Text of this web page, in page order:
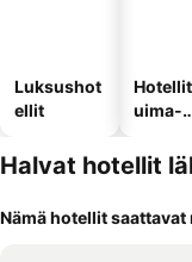
Luksushot
ellit
Hotellit
uima-
Halvat hotellit
Nämä hotellit